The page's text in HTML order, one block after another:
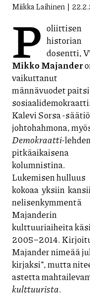
Miikka Laihinen
P oliittisen
historian
dosentti,
Mikko Majander
vaikuttanut
männävuodet paitsi
Kalevi Sorsa -
johtohahmona,
Demokraatti-
pitkäaikaisena
kolumnistina.
Lukemisen hulluus
kokoaa yksiin
nelisenkymmentä
Majanderin
kulttuuriaiheita
2005–2014.
Majander nimeää
kirjaksi”, mutta
astetta
kulttuurista.